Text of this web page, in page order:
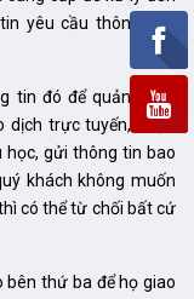
yêu cầu thông qua
tin đó để quản lý tài
dịch trực tuyến, nhận
học, gửi thông tin bao
khách không muốn
có thể từ chối bất cứ
bên thứ ba để họ giao